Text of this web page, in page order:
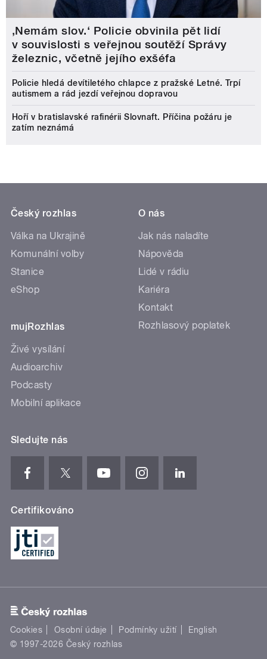
‚Nemám slov.‘ Policie obvinila pět lidí
v souvislosti s veřejnou soutěží Správy
železnic, včetně jejího exšéfa
Policie hledá devítiletého chlapce z pražské Letné. Trpí
autismem a rád jezdí veřejnou dopravou
Hoří v bratislavské rafinérii Slovnaft. Příčina požáru je
zatím neznámá
Český rozhlas
Válka na Ukrajině
Komunální volby
Stanice
eShop
mujRozhlas
Živé vysílání
Audioarchiv
Podcasty
Mobilní aplikace
O nás
Jak nás naladíte
Nápověda
Lidé v rádiu
Kariéra
Kontakt
Rozhlasový poplatek
Sledujte nás
Certifikováno
Cookies Osobní údaje Podmínky užití
English
© 1997-2026 Český rozhlas